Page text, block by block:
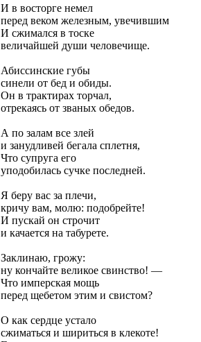
И в восторге немел
перед веком железным, увечившим
И сжимался в тоске
величайшей души человечище.
Абиссинские губы
синели от бед и обиды.
Он в трактирах торчал,
отрекаясь от званых обедов.
А по залам все злей
и занудливей бегала сплетня,
Что супруга его
уподобилась сучке последней.
Я беру вас за плечи,
кричу вам, молю: подобрейте!
И пускай он строчит
и качается на табурете.
Заклинаю, грожу:
ну кончайте великое свинство! —
Что имперская мощь
перед щебетом этим и свистом?
О как сердце устало
сжиматься и шириться в клекоте!